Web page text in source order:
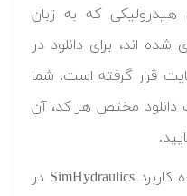
که به زبان
اند، برای دانلود در
قرار گرفته است. شما
دانلود مختص هر کد، آن
‫در ادامه کدها و برنامه های آماده کاربرد SimHydraulics در